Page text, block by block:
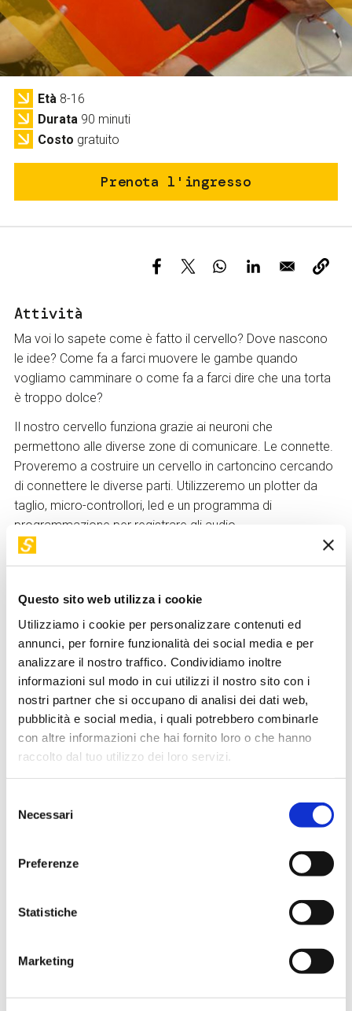
Questo sito web utilizza i cookie
Utilizziamo i cookie per personalizzare contenuti ed
annunci, per fornire funzionalità dei social media e per
analizzare il nostro traffico. Condividiamo inoltre
informazioni sul modo in cui utilizzi il nostro sito con i
nostri partner che si occupano di analisi dei dati web,
pubblicità e social media, i quali potrebbero combinarle
con altre informazioni che hai fornito loro o che hanno
raccolto dal tuo utilizzo dei loro servizi.
delNecessari
Preferenze
Statistiche
Marketing
Servizi e accessibilità
Contatti
FAQ
Biglietti
Età 8-16
Durata 90 minuti
Costo gratuito
Prenota l'ingresso
Attività
Ma voi lo sapete come è fatto il cervello? Dove nascono
le idee? Come fa a farci muovere le gambe quando
vogliamo camminare o come fa a farci dire che una torta
è troppo dolce?
Il nostro cervello funziona grazie ai neuroni che
permettono alle diverse zone di comunicare. Le connette.
Proveremo a costruire un cervello in cartoncino cercando
di connettere le diverse parti. Utilizzeremo un plotter da
taglio, micro-controllori, led e un programma di
programmazione per registrare gli audio.
Alla fine del laboratorio, ogni partecipante potrà scaricare
Laboratorio realizzato con
Modalità di partecipazione
minori di 14 anni devono essere accompagnatida
partecipanti che per gli accompagnatori è effettuabile
online e in biglietteria locale, fino a esaurimento dei posti